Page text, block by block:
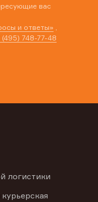
вас
и ответы»
(495) 748-77-48
логистики